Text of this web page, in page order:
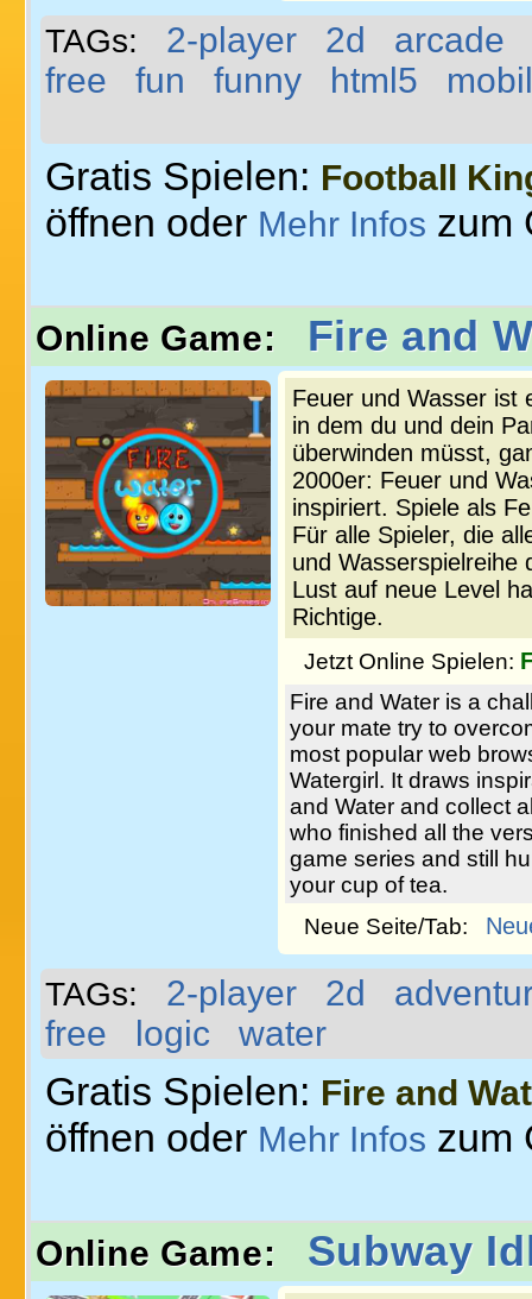
TAGs: 2-player 2d
arcade
free
fun funny html5
Gratis Spielen: Football
öffnen oder Mehr Infos zum
Online Game: Fire and
Feuer und Wasser ist
in dem du und dein
überwinden müsst,
2000er: Feuer und
inspiriert. Spiele als
Für alle Spieler, die
und Wasserspielreihe
Lust auf neue Level
Richtige.
Jetzt Online Spielen:
Fire and Water is a
your mate try to
most popular web
Watergirl. It draws
and Water and collect
who finished all the
game series and still
your cup of tea.
Neue Seite/Tab:
TAGs: 2-player 2d
free
logic water
Gratis Spielen: Fire and
öffnen oder Mehr Infos zum
Online Game: Subway